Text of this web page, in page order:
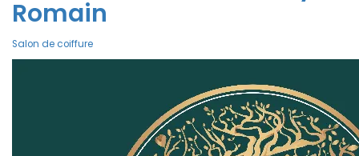
Romain
Salon de coiffure